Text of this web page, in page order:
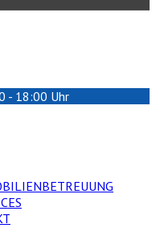
- 18:00 Uhr